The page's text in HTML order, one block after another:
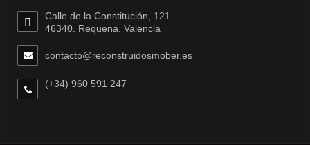
Calle de la Constitución, 121.
46340. Requena. Valencia
contacto@reconstruidosmober.es
(+34) 960 591 247